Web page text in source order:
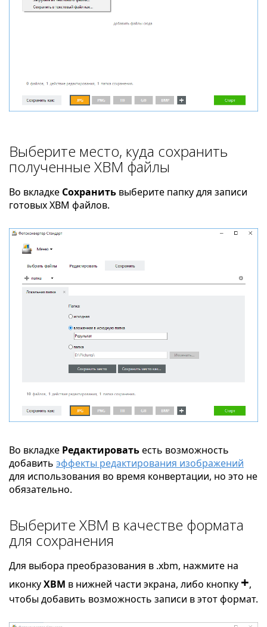
Выберите место, куда сохранить
полученные XBM файлы
Во вкладке Сохранить выберите папку для записи
готовых XBM файлов.
Во вкладке Редактироватьесть возможность
добавить эффекты редактирования изображений
для использования во время конвертации, но это не
обязательно.
Выберите XBM в качестве формата
для сохранения
Для выбора преобразования в .xbm, нажмите на
иконкуXBM в нижней части экрана, либо кнопку +,
чтобы добавить возможность записи в этот формат.